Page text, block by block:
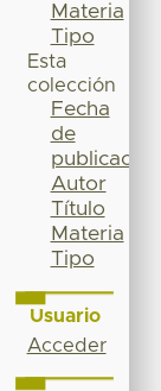
Materia
Tipo
Esta
colección
Fecha
de
publicación
Autor
Título
Materia
Tipo
Usuario
Acceder